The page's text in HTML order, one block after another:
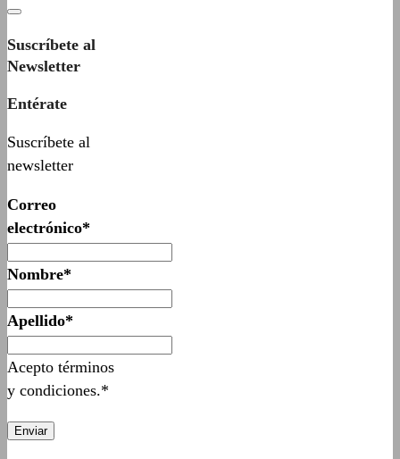
Suscríbete al
Newsletter
Entérate
Suscríbete al
newsletter
Correo
electrónico*
Nombre*
Apellido*
Acepto términos
y condiciones.*